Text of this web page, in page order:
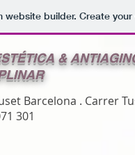
website builder. Create your
&
Barcelona . Carrer
301